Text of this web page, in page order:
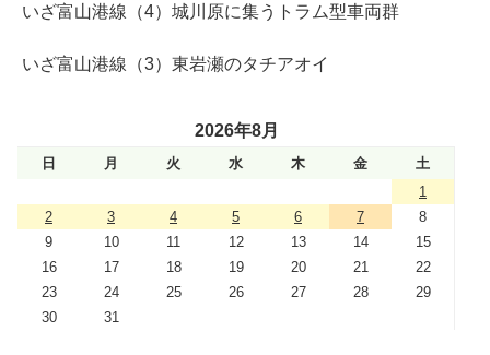
いざ富山港線（4）城川原に集うトラム型車両群
いざ富山港線（3）東岩瀬のタチアオイ
2026年8月
日 月 火 水 木 金
土
1
2
3 4 5 6 7
8
9
10 11 12 13 14
15
16
17 18 19 20 21
22
23
24 25 26 27 28
29
30
31